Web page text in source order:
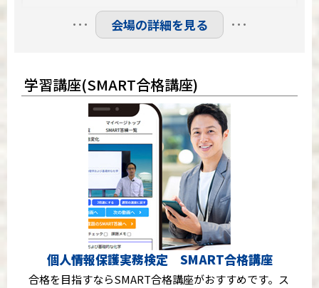
みのり台パソコン教室テストセンター
スタディＰＣネット柏校
千葉駅前大通りテストセンター地下1階
iSERVE八重洲日本橋テストセンター
iSERVE池袋東口テストセンター５階
赤羽駅東口テストセンター（２階会場）
品川駅高輪口テストセンター
ホームコンじゅく鎌倉教室テストセンター
千葉ニュータウン CUBEパソコン教室
満席
サンアイルス船橋テストセンター
満席
中部
パソコン教室ダイマック新潟大学前駅テストセンター
… 会場の詳細を見る …
学習講座(SMART合格講座)
個人情報保護実務検定 SMART合格講座
合格を目指すならSMART合格講座がおすすめです。ス